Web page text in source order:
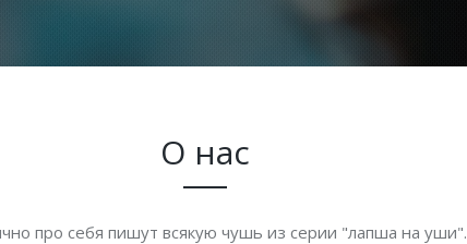
О нас
про себя пишут всякую чушь из серии "лапша на уши".